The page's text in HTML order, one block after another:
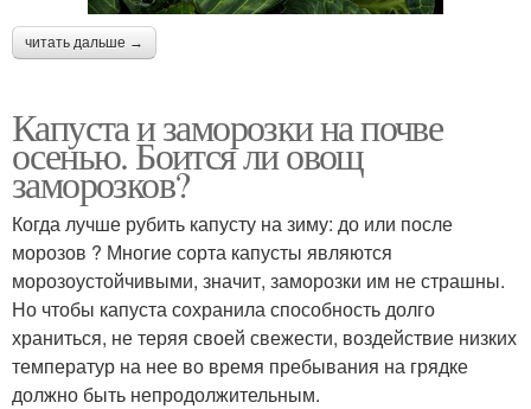
читать дальше →
Капуста и заморозки на почве
осенью. Боится ли овощ
заморозков?
Когда лучше рубить капусту на зиму: до или после
морозов ? Многие сорта капусты являются
морозоустойчивыми, значит, заморозки им не страшны.
Но чтобы капуста сохранила способность долго
храниться, не теряя своей свежести, воздействие низких
температур на нее во время пребывания на грядке
должно быть непродолжительным.